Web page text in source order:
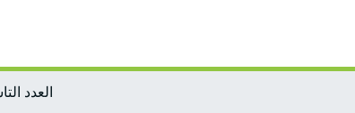
09. العدد